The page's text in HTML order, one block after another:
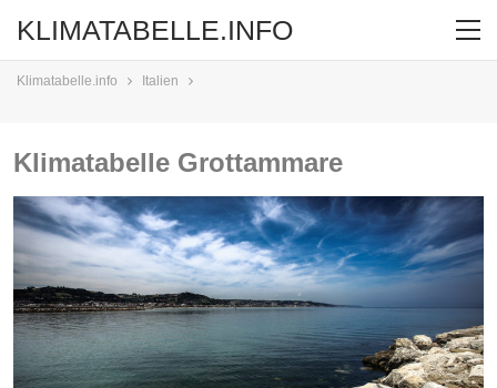
KLIMATABELLE.INFO
Klimatabelle.info Italien
Klimatabelle Grottammare